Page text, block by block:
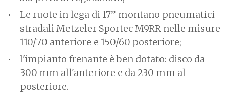
Le ruote in lega di 17” montano pneumatici
stradali Metzeler Sportec M9RR nelle misure
110/70 anteriore e 150/60 posteriore;
l'impianto frenante è ben dotato: disco da
300 mm all'anteriore e da 230 mm al
posteriore.